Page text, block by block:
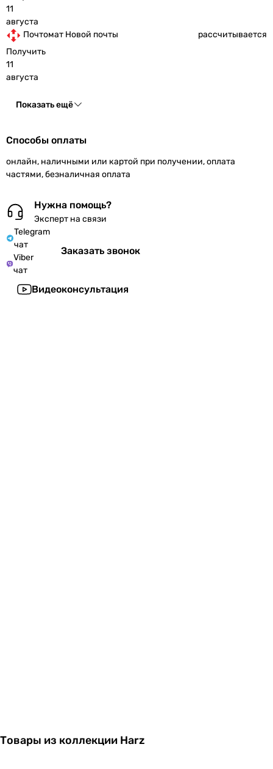
11
августа
Почтомат Новой почты
рассчитывается
Получить
11
августа
Показать ещё
Способы оплаты
онлайн, наличными или картой при получении, оплата
частями, безналичная оплата
Нужна помощь?
Эксперт на связи
Telegram
чат
Viber
чат
Заказать звонок
Видеоконсультация
Товары из коллекции Harz